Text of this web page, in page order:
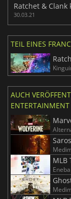
Ratchet & Clank
30.03.21
TEIL EINES
AUCH
ENTERTAINMENT
Saros
MLB
Eneba